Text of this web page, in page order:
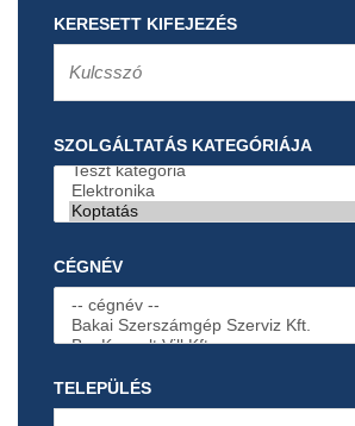
KERESETT KIFEJEZÉS
SZOLGÁLTATÁS KATEGÓRIÁJA
CÉGNÉV
TELEPÜLÉS